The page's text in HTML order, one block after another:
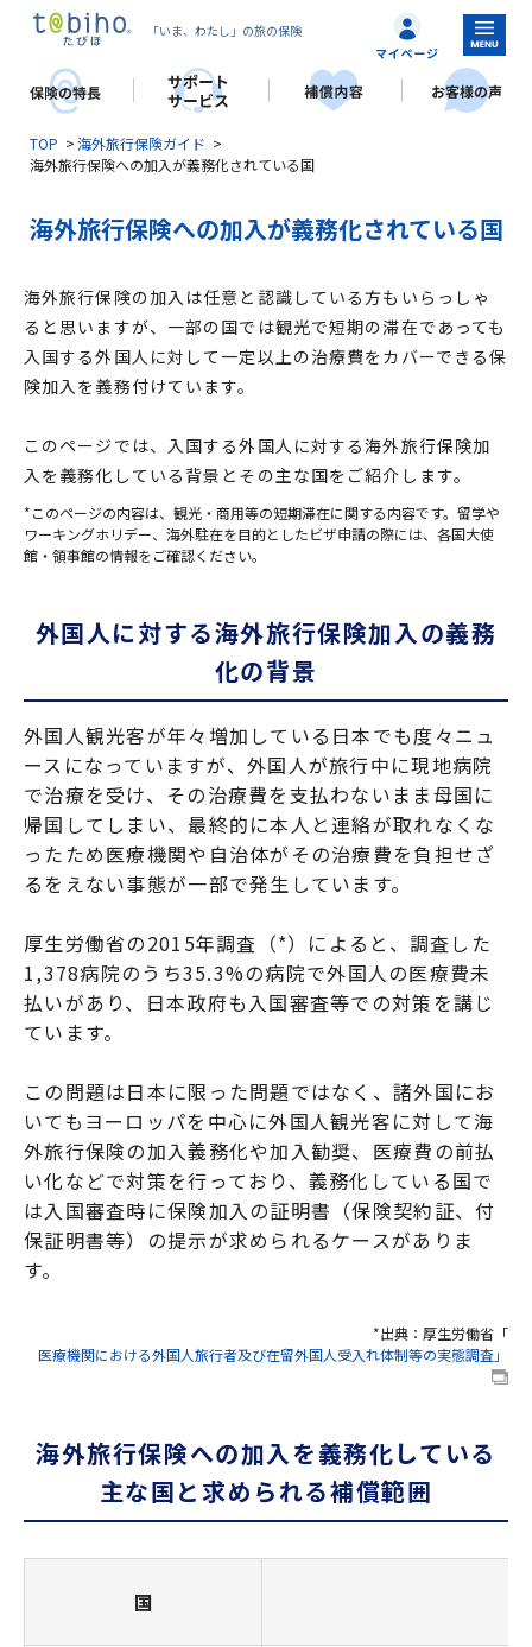
「いま、わたし」の旅の保険
TOP
海外旅行保険ガイド
海外旅行保険への加入が義務化されている国
海外旅行保険への加入が義務化されている国
海外旅行保険の加入は任意と認識している方もいらっしゃ
ると思いますが、一部の国では観光で短期の滞在であっても
入国する外国人に対して一定以上の治療費をカバーできる保
険加入を義務付けています。
このページでは、入国する外国人に対する海外旅行保険加
入を義務化している背景とその主な国をご紹介します。
*このページの内容は、観光・商用等の短期滞在に関する内容です。留学や
ワーキングホリデー、海外駐在を目的としたビザ申請の際には、各国大使
館・領事館の情報をご確認ください。
外国人に対する海外旅行保険加入の義務
化の背景
外国人観光客が年々増加している日本でも度々ニュ
ースになっていますが、外国人が旅行中に現地病院
で治療を受け、その治療費を支払わないまま母国に
帰国してしまい、最終的に本人と連絡が取れなくな
ったため医療機関や自治体がその治療費を負担せざ
るをえない事態が一部で発生しています。
厚生労働省の2015年調査（*）によると、調査した
1,378病院のうち35.3%の病院で外国人の医療費未
払いがあり、日本政府も入国審査等での対策を講じ
ています。
この問題は日本に限った問題ではなく、諸外国にお
いてもヨーロッパを中心に外国人観光客に対して海
外旅行保険の加入義務化や加入勧奨、医療費の前払
い化などで対策を行っており、義務化している国で
は入国審査時に保険加入の証明書（保険契約証、付
保証明書等）の提示が求められるケースがありま
す。
*出典：厚生労働省「
医療機関における外国人旅行者及び在留外国人受入れ体制等の実態調査」
海外旅行保険への加入を義務化している
主な国と求められる補償範囲
国